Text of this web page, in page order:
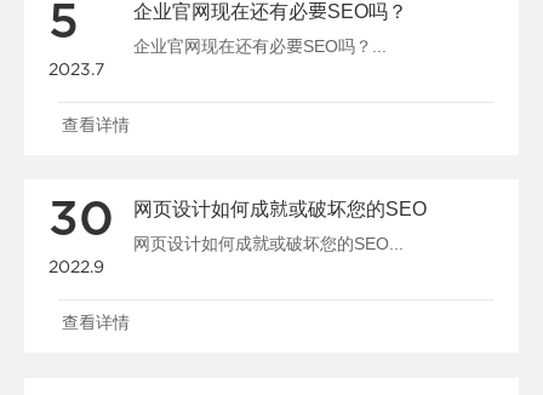
5
2023.7
企业官网现在还有必要SEO吗？
企业官网现在还有必要SEO吗？...
查看详情
30
2022.9
网页设计如何成就或破坏您的SEO
网页设计如何成就或破坏您的SEO...
查看详情